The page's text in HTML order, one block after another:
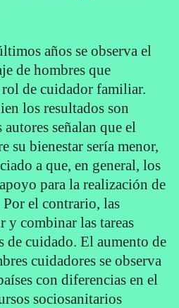
años se observa el
de hombres que
de cuidador familiar.
los resultados son
señalan que el
su bienestar sería menor,
a que, en general, los
para la realización de
Por el contrario, las
y combinar las tareas
de cuidado. El aumento de
cuidadores se observa
con diferencias en el
sociosanitarios